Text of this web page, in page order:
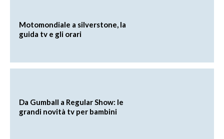
Motomondiale a silverstone, la
guida tv e gli orari
Da Gumball a Regular Show: le
grandi novità tv per bambini